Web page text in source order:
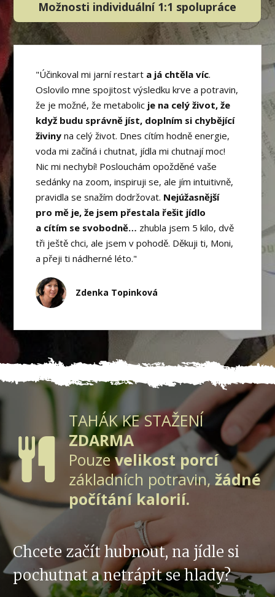
Možnosti individuální 1:1 spolupráce
"Účinkoval mi jarní restart a já chtěla víc.
Oslovilo mne spojitost výsledku krve a potravin,
že je možné, že metabolic je na celý život, že
když budu správně jíst, doplním si chybějící
živinyna celý život. Dnes cítím hodně energie,
voda mi začíná i chutnat, jídla mi chutnají moc!
Nic mi nechybí! Poslouchám opožděné vaše
sedánky na zoom, inspiruji se, ale jím intuitivně,
pravidla se snažím dodržovat. Nejúžasnější
pro mě je, že jsem přestala řešit jídlo
a cítím se svobodně… zhubla jsem 5 kilo, dvě
tři ještě chci, ale jsem v pohodě. Děkuji ti, Moni,
a přeji ti nádherné léto."
Zdenka Topinková
TAHÁK KE STAŽENÍ
ZDARMA
Pouzevelikost porcí
základních potravin,žádné
počítání kalorií.
Chcete začít hubnout, na jídle si
pochutnat a netrápit se hlady?